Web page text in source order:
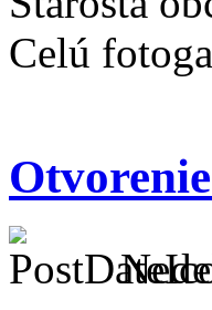
Celú